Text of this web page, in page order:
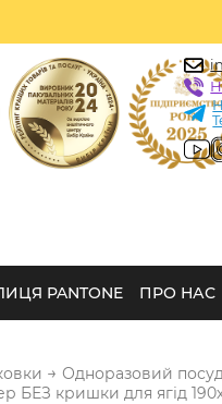
PANTONE ПРО НАС
→ Одноразовий
БЕЗ кришки для ягід